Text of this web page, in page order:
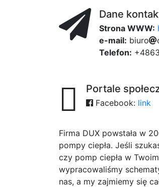
Dane
Strona WWW:
e-mail: bi2a
uro
Telefon:
Portale
Facebook: link
Firma DUX powstała w
pompy ciepła. Jeśli
czy pomp ciepła w
wypracowaliśmy
nas, a my zajmiemy się